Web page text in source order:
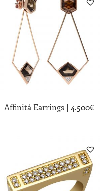
Affinitá Earrings | 4.500€